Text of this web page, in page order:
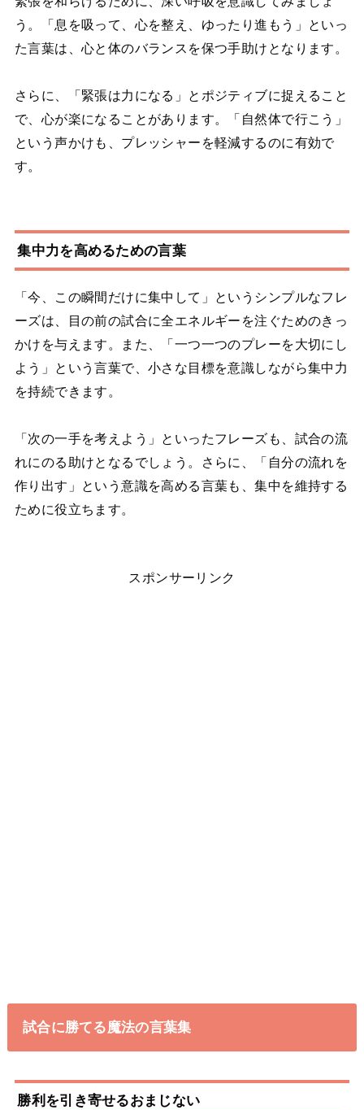
う。「息を吸って、心を整え、ゆったり進もう」といっ
た言葉は、心と体のバランスを保つ手助けとなります。
さらに、「緊張は力になる」とポジティブに捉えること
で、心が楽になることがあります。「自然体で行こう」
という声かけも、プレッシャーを軽減するのに有効で
す。
集中力を高めるための言葉
「今、この瞬間だけに集中して」というシンプルなフレ
ーズは、目の前の試合に全エネルギーを注ぐためのきっ
かけを与えます。また、「一つ一つのプレーを大切にし
よう」という言葉で、小さな目標を意識しながら集中力
を持続できます。
「次の一手を考えよう」といったフレーズも、試合の流
れにのる助けとなるでしょう。さらに、「自分の流れを
作り出す」という意識を高める言葉も、集中を維持する
ために役立ちます。
スポンサーリンク
試合に勝てる魔法の言葉集
勝利を引き寄せるおまじない